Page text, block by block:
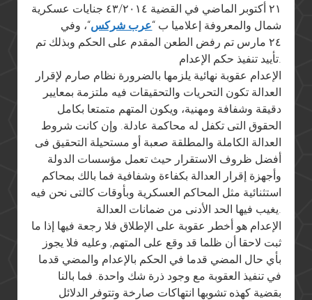
٢١ أكتوبر الماضي في القضية ٤٣/٢٠١٤ جنايات عسكرية
شمال والمعروفة إعلاميا ب “عرب شركس“، وفي
٢٤ مارس تم رفض الطعن المقدم على الحكم وبذلك تم
الإعدام عقوبة نهائية يلزمها بالضرورة نظام صارم لإقرار
العدالة تكون التحريات والتحقيقات فيه ملتزمة بمعايير
دقيقة وشفافة ومهنية، ويكون المتهم متمتعا بكامل
الحقوق التى تكفل له محاكمة عادلة. وإن كانت شروط
العدالة الكاملة والمطلقة صعبة أو مستحيلة التحقيق فى
أفضل ظروف الاستقرار حيث تعمل مؤسسات الدولة
وأجهزة إقرار العدالة بكفاءة وشفافية فما بالك بمحاكم
استثنائية مثل المحاكم العسكرية وبأوقات كالتى نحن فيه
الإعدام هو أخطر عقوبة على الإطلاق فلا رجعة فيها إذا ما
ثبت لاحقا أن ظلما قد وقع على المتهم, وعليه فلا يجوز
بأي حال المضي قدما في الحكم بالإعدام والمضي قدما
في تنفيذ العقوبة مع وجود ذرة شك واحدة. فما بالنا
بقضية كهذه تشوبها انتهاكات صارخة وتتوفر الدلائل